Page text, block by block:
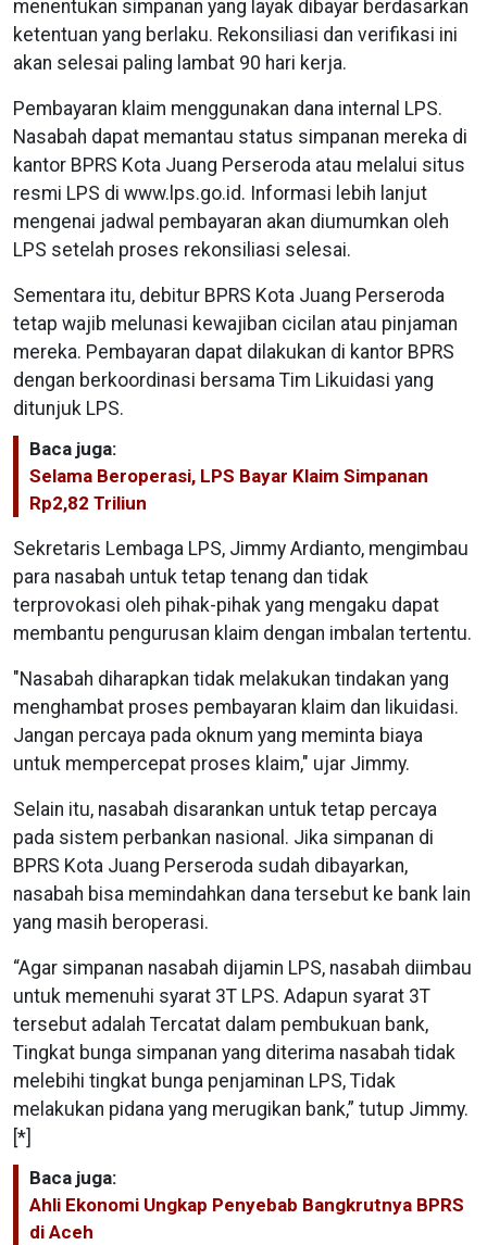
menentukan simpanan yang layak dibayar berdasarkan
ketentuan yang berlaku. Rekonsiliasi dan verifikasi ini
akan selesai paling lambat 90 hari kerja.
Pembayaran klaim menggunakan dana internal LPS.
Nasabah dapat memantau status simpanan mereka di
kantor BPRS Kota Juang Perseroda atau melalui situs
resmi LPS di www.lps.go.id. Informasi lebih lanjut
mengenai jadwal pembayaran akan diumumkan oleh
LPS setelah proses rekonsiliasi selesai.
Sementara itu, debitur BPRS Kota Juang Perseroda
tetap wajib melunasi kewajiban cicilan atau pinjaman
mereka. Pembayaran dapat dilakukan di kantor BPRS
dengan berkoordinasi bersama Tim Likuidasi yang
ditunjuk LPS.
Baca juga:
Selama Beroperasi, LPS Bayar Klaim Simpanan
Rp2,82 Triliun
Sekretaris Lembaga LPS, Jimmy Ardianto, mengimbau
para nasabah untuk tetap tenang dan tidak
terprovokasi oleh pihak-pihak yang mengaku dapat
membantu pengurusan klaim dengan imbalan tertentu.
"Nasabah diharapkan tidak melakukan tindakan yang
menghambat proses pembayaran klaim dan likuidasi.
Jangan percaya pada oknum yang meminta biaya
untuk mempercepat proses klaim," ujar Jimmy.
Selain itu, nasabah disarankan untuk tetap percaya
pada sistem perbankan nasional. Jika simpanan di
BPRS Kota Juang Perseroda sudah dibayarkan,
nasabah bisa memindahkan dana tersebut ke bank lain
yang masih beroperasi.
“Agar simpanan nasabah dijamin LPS, nasabah diimbau
untuk memenuhi syarat 3T LPS. Adapun syarat 3T
tersebut adalah Tercatat dalam pembukuan bank,
Tingkat bunga simpanan yang diterima nasabah tidak
melebihi tingkat bunga penjaminan LPS, Tidak
melakukan pidana yang merugikan bank,” tutup Jimmy.
[*]
Baca juga:
Ahli Ekonomi Ungkap Penyebab Bangkrutnya BPRS
di Aceh